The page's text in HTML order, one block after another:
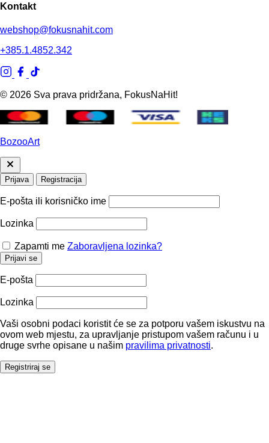
Kontakt
webshop@fokusnahit.com
+385.1.4852.342
© 2026 Sva prava pridržana, FokusNaHit!
BozooArt
Prijava Registracija
E-pošta ili korisničko ime
Lozinka
Zapamti me Zaboravljena lozinka?
Prijavi se
E-pošta
Lozinka
Vaši osobni podaci koristit će se za potporu vašem iskustvu na
ovom web mjestu, za upravljanje pristupom vašem računu i u
druge svrhe opisane u našim pravilima privatnosti.
Registriraj se